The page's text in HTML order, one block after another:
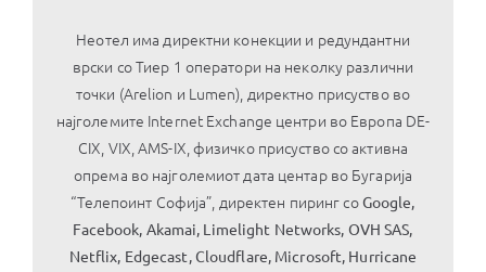
Неотел има директни конекции и редундантни
врски со Тиер 1 оператори на неколку различни
точки (Arelion и Lumen), директно присуство во
најголемите Internet Exchange центри во Европа DE-
CIX, VIX, AMS-IX, физичко присуство со активна
опрема во најголемиот дата центар во Бугарија
“Телепоинт Софија”, директен пиринг соGoogle,
Facebook, Akamai, Limelight Networks, OVH SAS,
Netflix, Edgecast, Cloudflare, Microsoft, Hurricane